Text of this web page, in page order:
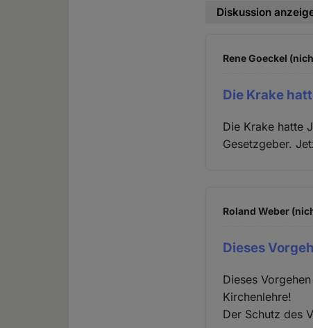
Diskussion
Rene Goeckel
Die Krake
Die Krake hatte
Gesetzgeber.
Roland Weber
Dieses
Dieses
Kirchenlehre!
Der Schutz des